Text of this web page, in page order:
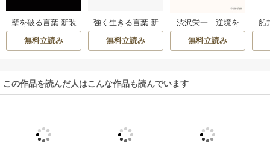
壁を破る言葉 新装
版
無料立読み
強く生きる言葉 新
装版
無料立読み
渋沢栄一 逆境を
生き抜く言葉
無料立読み
船
この作品を読んだ人はこんな作品も読んでいます